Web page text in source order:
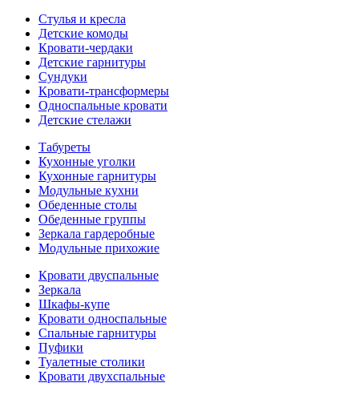
Стулья и кресла
Детские комоды
Кровати-чердаки
Детские гарнитуры
Сундуки
Кровати-трансформеры
Односпальные кровати
Детские стелажи
Табуреты
Кухонные уголки
Кухонные гарнитуры
Модульные кухни
Обеденные столы
Обеденные группы
Зеркала гардеробные
Модульные прихожие
Кровати двуспальные
Зеркала
Шкафы-купе
Кровати односпальные
Спальные гарнитуры
Пуфики
Туалетные столики
Кровати двухспальные